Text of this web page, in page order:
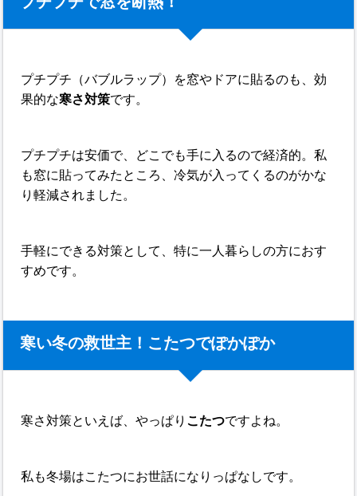
プチプチ（バブルラップ）を窓やドアに貼るのも、効
果的な寒さ対策です。
プチプチは安価で、どこでも手に入るので経済的。私
も窓に貼ってみたところ、冷気が入ってくるのがかな
り軽減されました。
手軽にできる対策として、特に一人暮らしの方におす
すめです。
寒い冬の救世主！こたつでぽかぽか
寒さ対策といえば、やっぱり こたつですよね。
私も冬場はこたつにお世話になりっぱなしです。